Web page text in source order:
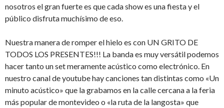
nosotros el gran fuerte es que cada show es una fiesta y el
público disfruta muchísimo de eso.
Nuestra manera de romper el hielo es con UN GRITO DE
TODOS LOS PRESENTES!!! La banda es muy versátil podemos
hacer tanto un set meramente acústico como electrónico. En
nuestro canal de youtube hay canciones tan distintas como «Un
minuto acústico» que la grabamos en la calle cercana a la feria
más popular de montevideo o «la ruta de la langosta» que